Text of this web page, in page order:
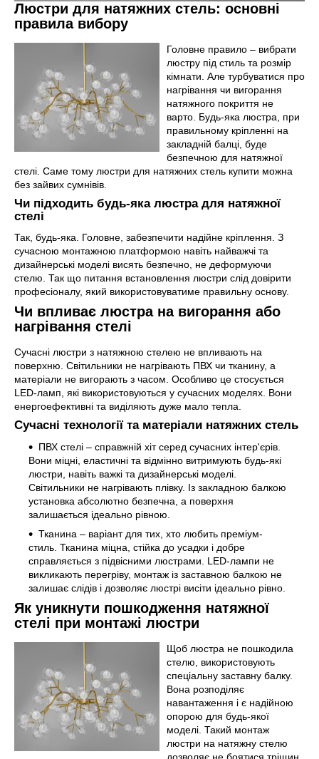
Люстри для натяжних стель: основні
правила вибору
Головне правило – вибрати
люстру під стиль та розмір
кімнати. Але турбуватися про
нагрівання чи вигорання
натяжного покриття не
варто. Будь-яка люстра, при
правильному кріпленні на
закладній балці, буде
безпечною для натяжної
стелі. Саме тому люстри для натяжних стель купити можна
без зайвих сумнівів.
Чи підходить будь-яка люстра для натяжної
стелі
Так, будь-яка. Головне, забезпечити надійне кріплення. З
сучасною монтажною платформою навіть найважчі та
дизайнерські моделі висять безпечно, не деформуючи
стелю. Так що питання встановлення люстри слід довірити
професіоналу, який використовуватиме правильну основу.
Чи впливає люстра на вигорання або
нагрівання стелі
Сучасні люстри з натяжною стелею не впливають на
поверхню. Світильники не нагрівають ПВХ чи тканину, а
матеріали не вигорають з часом. Особливо це стосується
LED-ламп, які використовуються у сучасних моделях. Вони
енергоефективні та виділяють дуже мало тепла.
Сучасні технології та матеріали натяжних стель
ПВХ стелі – справжній хіт серед сучасних інтер'єрів.
Вони міцні, еластичні та відмінно витримують будь-які
люстри, навіть важкі та дизайнерські моделі.
Світильники не нагрівають плівку. Із закладною балкою
установка абсолютно безпечна, а поверхня
залишається ідеально рівною.
Тканина – варіант для тих, хто любить преміум-
стиль. Тканина міцна, стійка до усадки і добре
справляється з підвісними люстрами. LED-лампи не
викликають перегріву, монтаж із заставною балкою не
залишає слідів і дозволяє люстрі висіти ідеально рівно.
Як уникнути пошкодження натяжної
стелі при монтажі люстри
Щоб люстра не пошкодила
стелю, використовують
спеціальну заставну балку.
Вона розподіляє
навантаження і є надійною
опорою для будь-якої
моделі. Такий монтаж
люстри на натяжну стелю
дозволяє не боятися тріщин,